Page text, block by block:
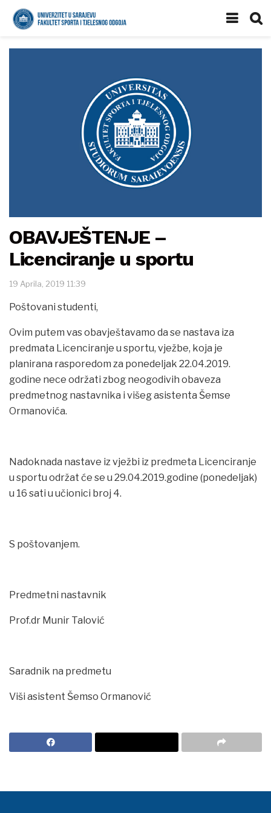
OBAVJEŠTENJE –
Licenciranje u sportu
19 Aprila, 2019 11:39
Poštovani studenti,
Ovim putem vas obavještavamo da se nastava iza
predmata Licenciranje u sportu, vježbe, koja je
planirana rasporedom za ponedeljak 22.04.2019.
godine nece održati zbog neogodivih obaveza
predmetnog nastavnika i višeg asistenta Šemse
Ormanovića.
Nadoknada nastave iz vježbi iz predmeta Licenciranje
u sportu održat će se u 29.04.2019.godine (ponedeljak)
u 16 sati u učionici broj 4.
S poštovanjem.
Predmetni nastavnik
Prof.dr Munir Talović
Saradnik na predmetu
Viši asistent Šemso Ormanović